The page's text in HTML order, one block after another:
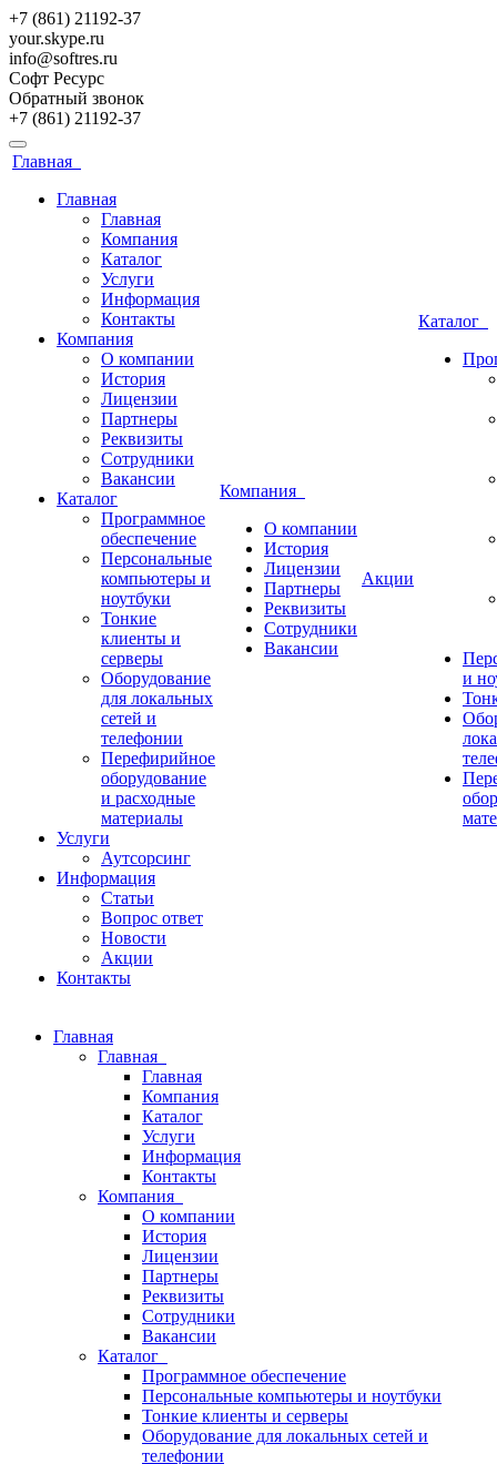
+7 (861) 21192-37
your.skype.ru
info@softres.ru
Софт Ресурс
Обратный звонок
+7 (861) 21192-37
Главная
Главная
Главная
Компания
Каталог
Услуги
Информация
Контакты
Компания
О компании
История
Лицензии
Партнеры
Реквизиты
Сотрудники
Вакансии
Каталог
Программное
обеспечение
Персональные
компьютеры и
ноутбуки
Тонкие
клиенты и
серверы
Оборудование
для локальных
сетей и
телефонии
Перефирийное
оборудование
и расходные
материалы
Услуги
Аутсорсинг
Информация
Статьи
Вопрос ответ
Новости
Акции
Контакты
Компания
О компании
История
Лицензии
Партнеры
Реквизиты
Сотрудники
Вакансии
Акции
Каталог
и
Главная
Главная
Главная
Компания
Каталог
Услуги
Информация
Контакты
Компания
О компании
История
Лицензии
Партнеры
Реквизиты
Сотрудники
Вакансии
Каталог
Программное обеспечение
Персональные компьютеры и ноутбуки
Тонкие клиенты и серверы
Оборудование для локальных сетей и
телефонии